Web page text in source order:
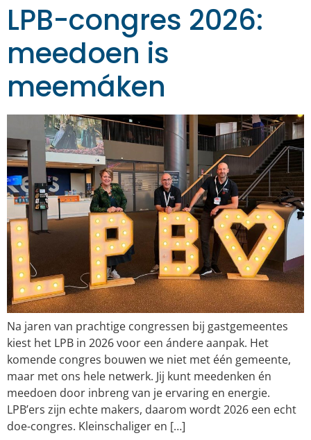
LPB-congres 2026:
meedoen is
meemáken
Na jaren van prachtige congressen bij gastgemeentes
kiest het LPB in 2026 voor een ándere aanpak. Het
komende congres bouwen we niet met één gemeente,
maar met ons hele netwerk. Jij kunt meedenken én
meedoen door inbreng van je ervaring en energie.
LPB’ers zijn echte makers, daarom wordt 2026 een echt
doe-congres. Kleinschaliger en […]